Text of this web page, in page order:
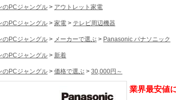
のPCジャングル > アウトレット家電
のPCジャングル > 家電 > テレビ周辺機器
のPCジャングル > メーカーで選ぶ > Panasonic パナソニック
のPCジャングル > 新着
のPCジャングル > 価格で選ぶ > 30,000円～
業界最安値